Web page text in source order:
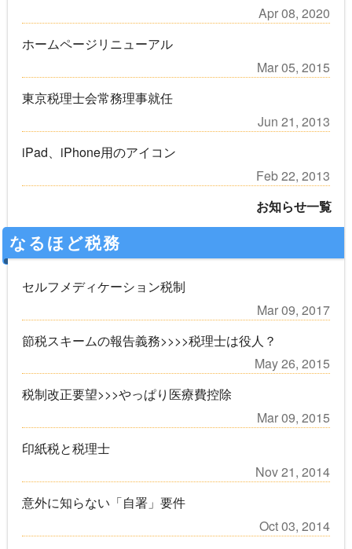
Apr 08, 2020
ホームページリニューアル
Mar 05, 2015
東京税理士会常務理事就任
Jun 21, 2013
iPad、iPhone用のアイコン
Feb 22, 2013
お知らせ一覧
なるほど税務
セルフメディケーション税制
Mar 09, 2017
節税スキームの報告義務>>>>税理士は役人？
May 26, 2015
税制改正要望>>>やっぱり医療費控除
Mar 09, 2015
印紙税と税理士
Nov 21, 2014
意外に知らない「自署」要件
Oct 03, 2014